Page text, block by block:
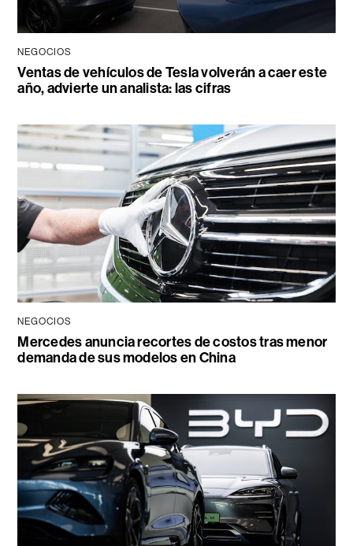
NEGOCIOS
Ventas de vehículos de Tesla volverán a caer este
año, advierte un analista: las cifras
NEGOCIOS
Mercedes anuncia recortes de costos tras menor
demanda de sus modelos en China